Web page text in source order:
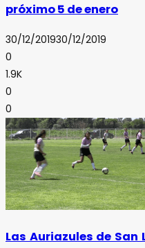
próximo 5 de enero
30/12/201930/12/2019
0
1.9K
0
0
Las Auriazules de